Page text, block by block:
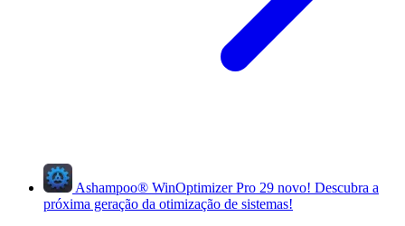
Ashampoo® WinOptimizer Pro 29 novo! Descubra a
próxima geração da otimização de sistemas!